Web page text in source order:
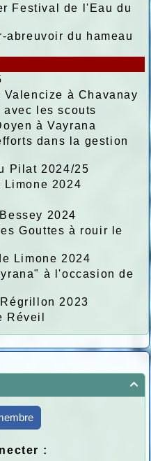
Festival de l'Eau du
du hameau
à Chavanay
les scouts
à Vayrana
dans la gestion
Pilat 2024/25
Limone 2024
2024
Gouttes à rouir le
Limone 2024
à l'occasion de
2023
Réveil

: